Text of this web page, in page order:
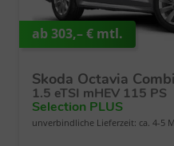
ab 303,– € mtl.
Skoda Octavia
1.5 eTSI mHEV 115 PS
Selection PLUS
unverbindliche Lieferzeit: ca. 4-5